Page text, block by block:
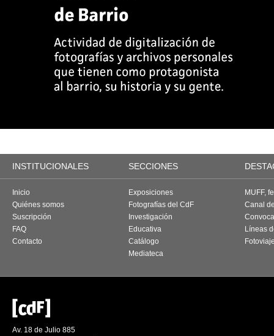
INSTITUCIONALES SECCIONES
Inicio
Quiénes somos
Suscripción
FAQ
Contacto
Exposiciones
Fotografías del CdF
Investigación
Educativa
Catálogo
Mediateca
MUFF,
Canal
Líneas
Av. 18 de Julio 885